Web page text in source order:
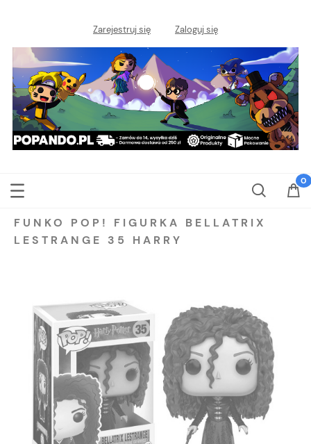
Zarejestruj się Zaloguj się
FUNKO POP! FIGURKA BELLATRIX
LESTRANGE 35 HARRY